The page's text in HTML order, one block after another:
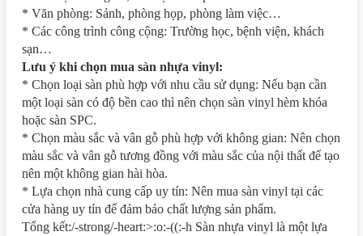
* Văn phòng: Sảnh, phòng họp, phòng làm việc…
* Các công trình công cộng: Trường học, bệnh viện, khách
sạn…
Lưu ý khi chọn mua sàn nhựa vinyl:
* Chọn loại sàn phù hợp với nhu cầu sử dụng: Nếu bạn cần
một loại sàn có độ bền cao thì nên chọn sàn vinyl hèm khóa
hoặc sàn SPC.
* Chọn màu sắc và vân gỗ phù hợp với không gian: Nên chọn
màu sắc và vân gỗ tương đồng với màu sắc của nội thất để tạo
nên một không gian hài hòa.
* Lựa chọn nhà cung cấp uy tín: Nên mua sàn vinyl tại các
cửa hàng uy tín để đảm bảo chất lượng sản phẩm.
Tổng kết:/-strong/-heart:>:o:-((:-h Sàn nhựa vinyl là một lựa